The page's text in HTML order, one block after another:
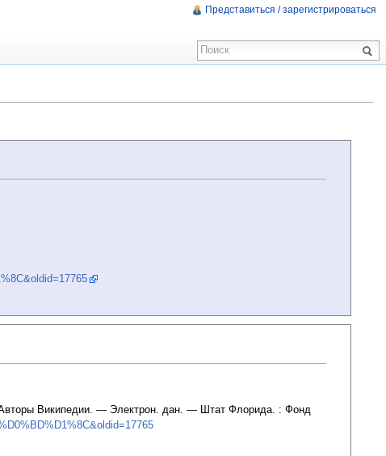
Авторы Википедии. — Электрон. дан. — Штат Флорида. : Фонд
Представиться / зарегистрироваться